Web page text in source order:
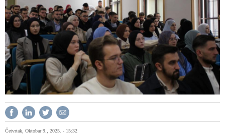
Četvrtak, Oktobar 9., 2025. - 15:32